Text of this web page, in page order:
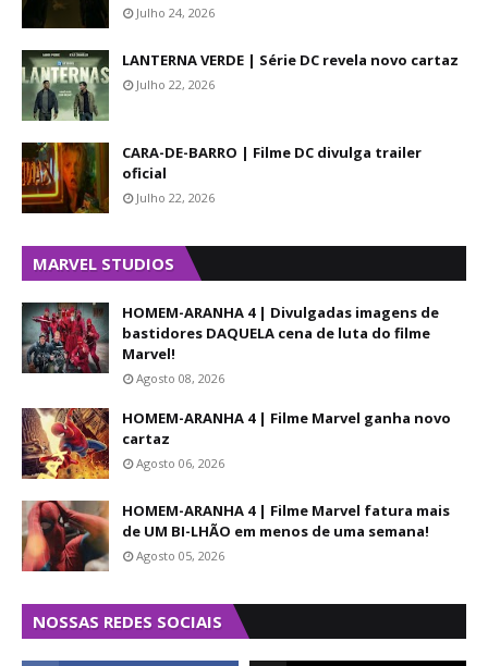
Julho 24, 2026
LANTERNA VERDE | Série DC revela novo cartaz
Julho 22, 2026
CARA-DE-BARRO | Filme DC divulga trailer
oficial
Julho 22, 2026
MARVEL STUDIOS
HOMEM-ARANHA 4 | Divulgadas imagens de
bastidores DAQUELA cena de luta do filme
Marvel!
Agosto 08, 2026
HOMEM-ARANHA 4 | Filme Marvel ganha novo
cartaz
Agosto 06, 2026
HOMEM-ARANHA 4 | Filme Marvel fatura mais
de UM BI-LHÃO em menos de uma semana!
Agosto 05, 2026
NOSSAS REDES SOCIAIS